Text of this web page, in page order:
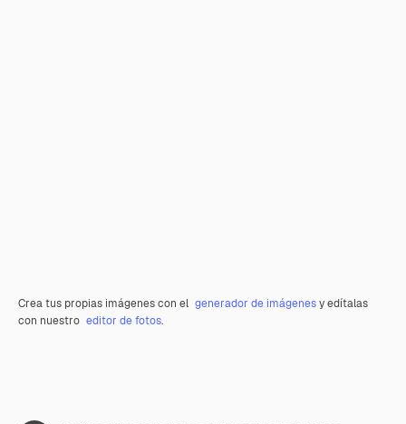
Crea tus propias imágenes con el generador de imágenesy edítalas
con nuestro editor de fotos.